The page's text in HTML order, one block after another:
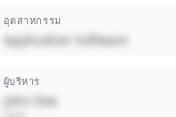
อุตสาหกรรม
Application Software
ผู้บริหาร
John Doe